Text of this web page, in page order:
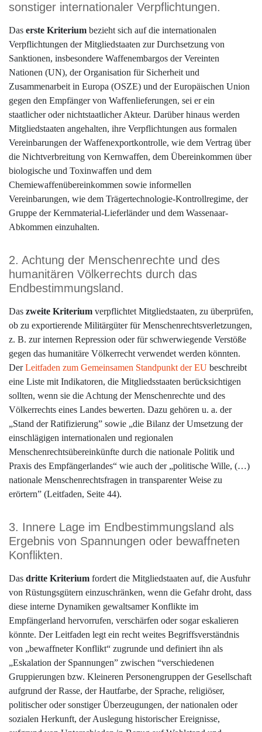
sonstiger internationaler Verpflichtungen.
Das erste Kriterium bezieht sich auf die internationalen
Verpflichtungen der Mitgliedstaaten zur Durchsetzung von
Sanktionen, insbesondere Waffenembargos der Vereinten
Nationen (UN), der Organisation für Sicherheit und
Zusammenarbeit in Europa (OSZE) und der Europäischen Union
gegen den Empfänger von Waffenlieferungen, sei er ein
staatlicher oder nichtstaatlicher Akteur. Darüber hinaus werden
Mitgliedstaaten angehalten, ihre Verpflichtungen aus formalen
Vereinbarungen der Waffenexportkontrolle, wie dem Vertrag über
die Nichtverbreitung von Kernwaffen, dem Übereinkommen über
biologische und Toxinwaffen und dem
Chemiewaffenübereinkommen sowie informellen
Vereinbarungen, wie dem Trägertechnologie-Kontrollregime, der
Gruppe der Kernmaterial-Lieferländer und dem Wassenaar-
Abkommen einzuhalten.
2. Achtung der Menschenrechte und des
humanitären Völkerrechts durch das
Endbestimmungsland.
Das zweite Kriterium verpflichtet Mitgliedstaaten, zu überprüfen,
ob zu exportierende Militärgüter für Menschenrechtsverletzungen,
z. B. zur internen Repression oder für schwerwiegende Verstöße
gegen das humanitäre Völkerrecht verwendet werden könnten.
DerLeitfaden zum Gemeinsamen Standpunkt der EU beschreibt
eine Liste mit Indikatoren, die Mitgliedsstaaten berücksichtigen
sollten, wenn sie die Achtung der Menschenrechte und des
Völkerrechts eines Landes bewerten. Dazu gehören u. a. der
„Stand der Ratifizierung” sowie „die Bilanz der Umsetzung der
einschlägigen internationalen und regionalen
Menschenrechtsübereinkünfte durch die nationale Politik und
Praxis des Empfängerlandes“ wie auch der „politische Wille, (…)
nationale Menschenrechtsfragen in transparenter Weise zu
erörtern” (Leitfaden, Seite 44).
3. Innere Lage im Endbestimmungsland als
Ergebnis von Spannungen oder bewaffneten
Konflikten.
Das dritte Kriterium fordert die Mitgliedstaaten auf, die Ausfuhr
von Rüstungsgütern einzuschränken, wenn die Gefahr droht, dass
diese interne Dynamiken gewaltsamer Konflikte im
Empfängerland hervorrufen, verschärfen oder sogar eskalieren
könnte. Der Leitfaden legt ein recht weites Begriffsverständnis
von „bewaffneter Konflikt“ zugrunde und definiert ihn als
„Eskalation der Spannungen” zwischen “verschiedenen
Gruppierungen bzw. Kleineren Personengruppen der Gesellschaft
aufgrund der Rasse, der Hautfarbe, der Sprache, religiöser,
politischer oder sonstiger Überzeugungen, der nationalen oder
sozialen Herkunft, der Auslegung historischer Ereignisse,